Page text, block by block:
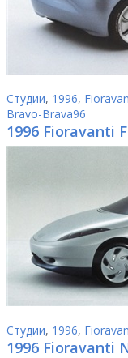
Студии, 1996,
Bravo-Brava96
1996 Fioravanti
Студии, 1996,
1996 Fioravanti